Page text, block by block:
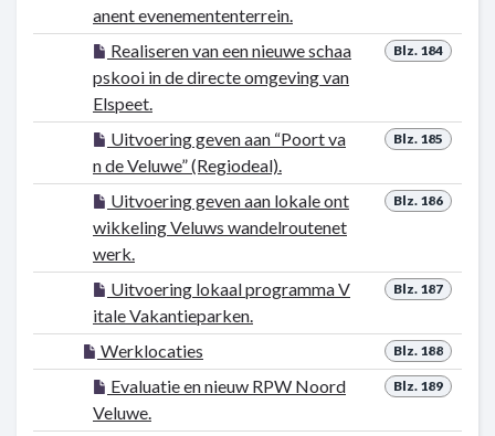
anent evenemententerrein.
Blz. 184
Realiseren van een nieuwe schaa
pskooi in de directe omgeving van
Elspeet.
Blz. 185
Uitvoering geven aan “Poort va
n de Veluwe” (Regiodeal).
Blz. 186
Uitvoering geven aan lokale ont
wikkeling Veluws wandelroutenet
werk.
Blz. 187
Uitvoering lokaal programma V
itale Vakantieparken.
Blz. 188
Werklocaties
Blz. 189
Evaluatie en nieuw RPW Noord
Veluwe.